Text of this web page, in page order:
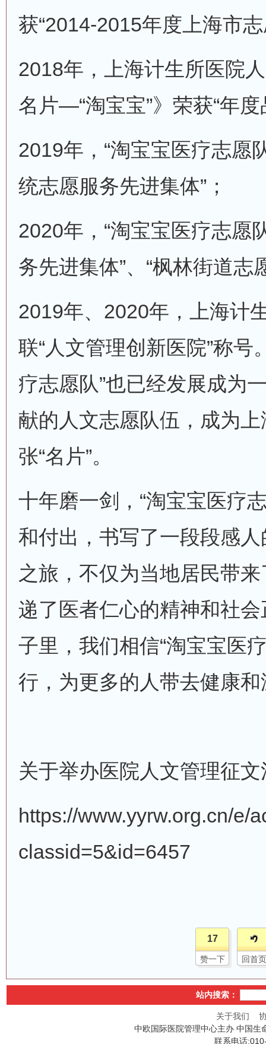
获“2014-2015年度上海市
2018年，上海计生所医院
名片—“淘宝宝”》荣获“年
2019年，“淘宝宝医疗志愿
统志愿服务先进集体”；
2020年，“淘宝宝医疗志愿
务先进集体”、“枫林街道志
2019年、2020年，上海计
联“人文管理创新医院”称号
疗志愿队”也已经发展成为
献的人文志愿队伍，成为
张“名片”。
十年磨一剑，“淘宝宝医疗
和付出，书写了一段段感
之旅，不仅为当地居民带
递了医者仁心的精神和社
子里，我们相信“淘宝宝医
行，为更多的人带去健康
关于举办医院人文管理征
https://www.yyrw.org.cn/e/
classid=5&id=6457
17
赞一下 回首页
站内搜索：
关于我们
中欧国际医院管理中心主办 中国生
联系电话